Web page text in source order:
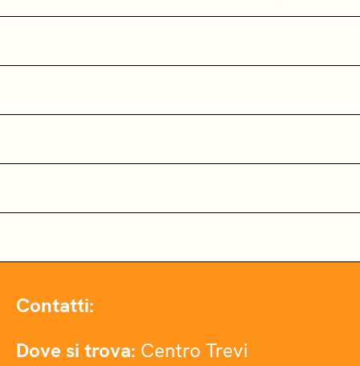
Contatti:
Dove si trova: Centro Trevi